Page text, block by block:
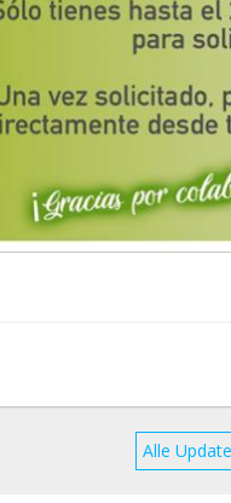
con nosotros!
Alle